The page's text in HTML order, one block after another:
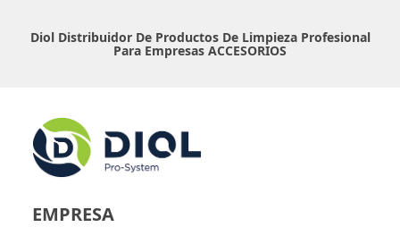
Diol Distribuidor De Productos De Limpieza Profesional
Para Empresas ACCESORIOS
EMPRESA